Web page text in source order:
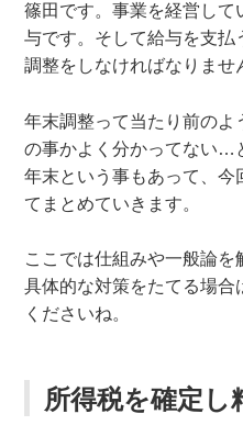
篠田です。事業を経営し
与です。そして給与を支払
調整をしなければなりませ
年末調整って当たり前の
の事かよく分かってない…
年末という事もあって、今
てまとめていきます。
ここでは仕組みや一般論
具体的な対策をたてる場合
くださいね。
所得税を確定し